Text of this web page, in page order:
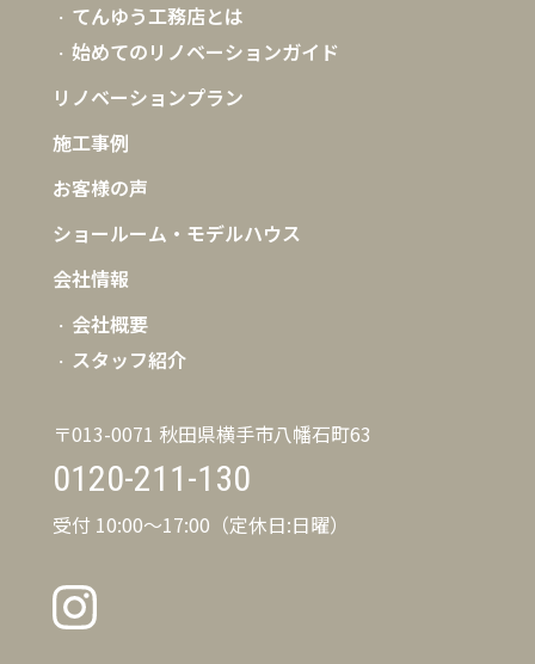
てんゆう工務店とは
始めてのリノベーションガイド
リノベーションプラン
施工事例
お客様の声
ショールーム・モデルハウス
会社情報
会社概要
スタッフ紹介
〒013-0071 秋田県横手市八幡石町63
0120-211-130
受付 10:00〜17:00（定休日:日曜）